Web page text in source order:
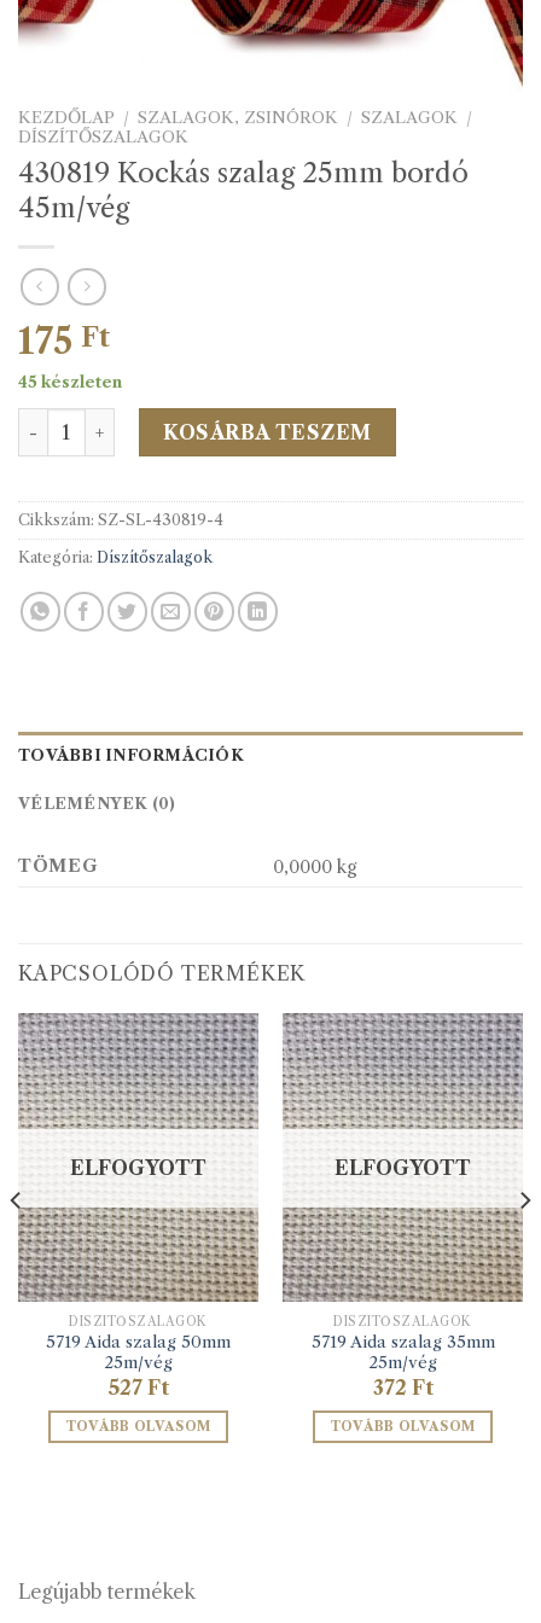
KEZDŐLAP / SZALAGOK, ZSINÓROK / SZALAGOK /
DÍSZÍTŐSZALAGOK
430819 Kockás szalag 25mm bordó
45m/vég
175 Ft
45 készleten
430819 Kockás szalag 25mm bordó 45m/vég mennyiség
KOSÁRBA TESZEM
Cikkszám: SZ-SL-430819-4
Kategória: Díszítőszalagok
TOVÁBBI INFORMÁCIÓK
VÉLEMÉNYEK (0)
TÖMEG 0,0000 kg
KAPCSOLÓDÓ TERMÉKEK
ELFOGYOTT
DÍSZÍTŐSZALAGOK
5719 Aida szalag 50mm
25m/vég
527 Ft
TOVÁBB OLVASOM
ELFOGYOTT
DÍSZÍTŐSZALAGOK
5719 Aida szalag 35mm
25m/vég
372 Ft
TOVÁBB OLVASOM
Legújabb termékek